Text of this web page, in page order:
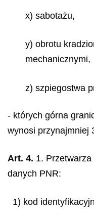
x) sabotażu,
y) obrotu
mechanicznymi,
z) szpiegostwa
- których górna
wynosi przynajmniej
Art. 4. 1.
danych PNR:
1) kod